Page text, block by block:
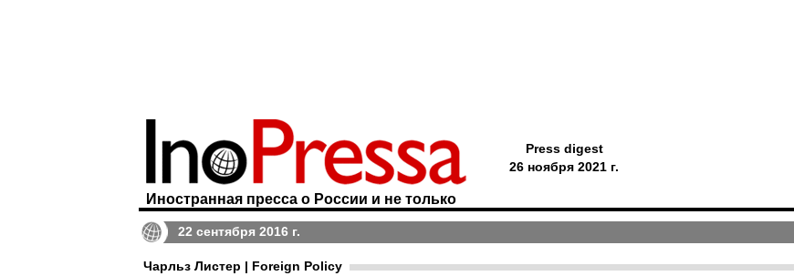
Иностранная пресса о России и не только
Press digest
26 ноября 2021 г.
22 сентября 2016 г.
Чарльз Листер | Foreign Policy